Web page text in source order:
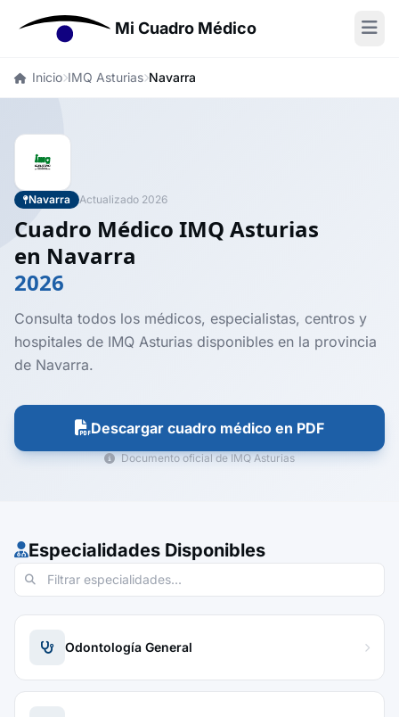
Mi Cuadro Médico
Inicio IMQ Asturias Navarra
Navarra Actualizado 2026
Cuadro Médico IMQ Asturias
en Navarra
2026
Consulta todos los médicos, especialistas, centros y
hospitales de IMQ Asturias disponibles en la provincia
de Navarra.
Descargar cuadro médico en PDF
Documento oficial de IMQ Asturias
Especialidades Disponibles
Odontología General